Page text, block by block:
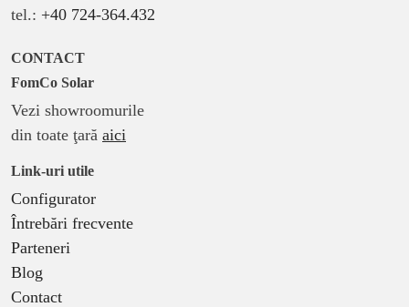
CONTACT
FomCo Solar
Vezi showroomurile
din toate ţară aici
Link-uri utile
Configurator
Întrebări frecvente
Parteneri
Blog
Contact
tel.: +40 724-364.432